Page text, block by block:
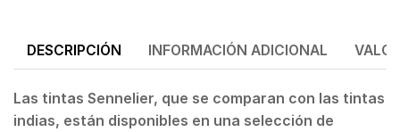
DESCRIPCIÓN INFORMACIÓN ADICIONAL
Las tintas Sennelier, que se comparan con las tintas
indias, están disponibles en una selección de